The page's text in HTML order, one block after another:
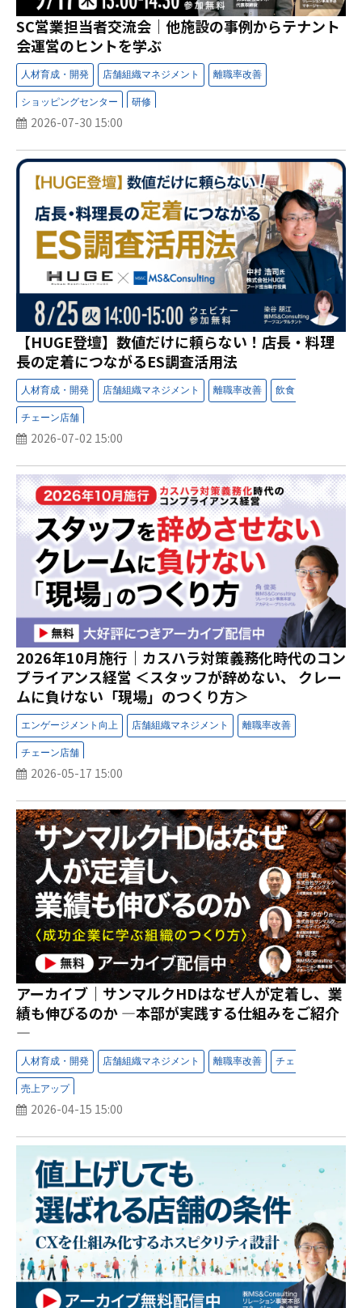
SC営業担当者交流会｜他施設の事例からテナント
会運営のヒントを学ぶ
2026-07-30 15:00
【HUGE登壇】数値だけに頼らない！店長・料理
長の定着につながるES調査活用法
2026-07-02 15:00
2026年10月施行｜カスハラ対策義務化時代のコン
プライアンス経営 ＜スタッフが辞めない、 クレー
ムに負けない「現場」のつくり方＞
2026-05-17 15:00
アーカイブ｜サンマルクHDはなぜ人が定着し、業
績も伸びるのか ―本部が実践する仕組みをご紹介
―
2026-04-15 15:00